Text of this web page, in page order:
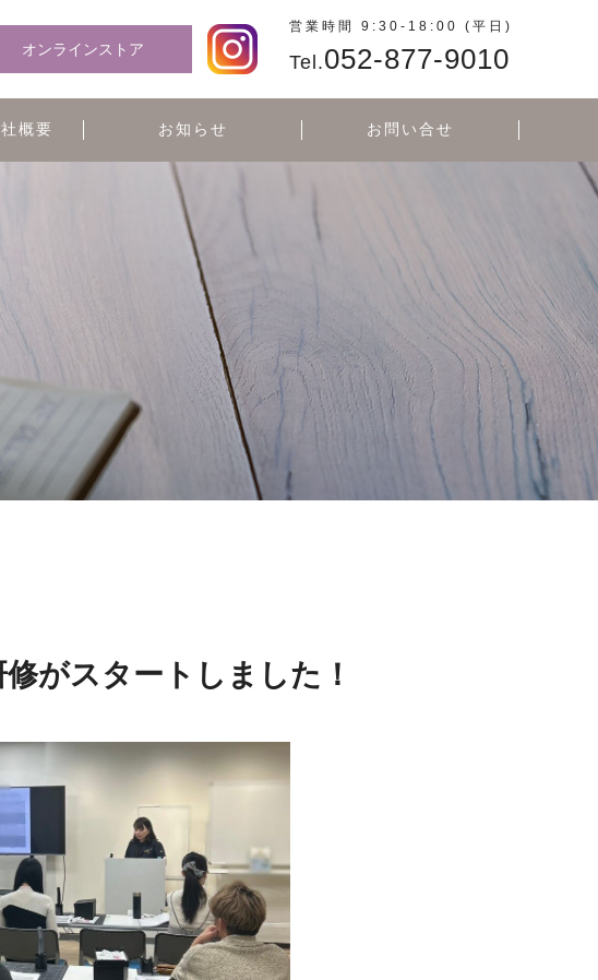
オンラインストア
営業時間 9:30-18:00 (平日)
Tel.052-877-9010
概要 お知らせ お問い合せ
がスタートしました！